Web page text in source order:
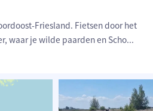
Friesland. Fietsen door het
waar je wilde paarden en Scho...